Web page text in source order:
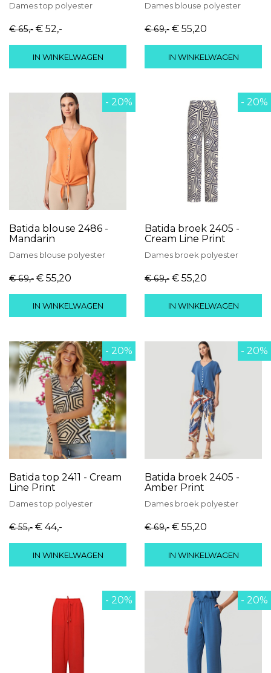
Damestop polyester
€ 65,- € 52,-
IN WINKELWAGEN
Dames blouse polyester
€ 69,- € 55,20
IN WINKELWAGEN
- 20%
Batida blouse 2486 -
Mandarin
Dames blouse polyester
€ 69,- € 55,20
IN WINKELWAGEN
- 20%
Batida broek 2405 -
Cream Line Print
Dames broek polyester
€ 69,- € 55,20
IN WINKELWAGEN
- 20%
Batida top 2411 - Cream
Line Print
Damestop polyester
€ 55,- € 44,-
IN WINKELWAGEN
- 20%
Batida broek 2405 -
Amber Print
Dames broek polyester
€ 69,- € 55,20
IN WINKELWAGEN
- 20% - 20%